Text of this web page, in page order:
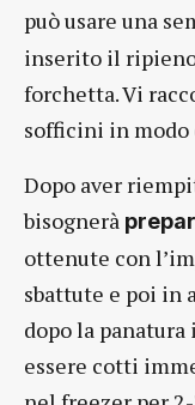
può usare una
inserito il
forchetta. Vi
sofficini in modo
Dopo aver
bisognerà
ottenute con
sbattute e poi in
dopo la
essere cotti